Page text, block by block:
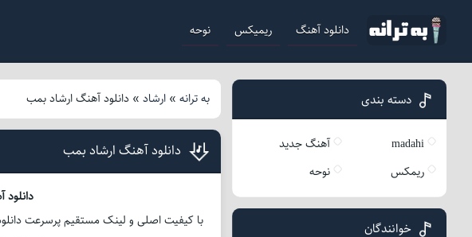
دانلود آهنگ ریمیکس نوحه
به ترانه» ارشاد» دانلود آهنگ ارشاد بمب
دانلود آهنگ ارشاد بمب
با کیفیت اصلی و لینک مستقیم پرسرعت
دسته بندی
madahi
آهنگ جدید
ریمکس
نوحه
خوانندگان